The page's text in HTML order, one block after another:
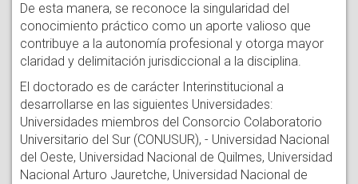
De esta manera, se reconoce la singularidad del
conocimiento práctico como un aporte valioso que
contribuye a la autonomía profesional y otorga mayor
claridad y delimitación jurisdiccional a la disciplina.
El doctorado es de carácter Interinstitucional a
desarrollarse en las siguientes Universidades:
Universidades miembros del Consorcio Colaboratorio
Universitario del Sur (CONUSUR), - Universidad Nacional
del Oeste, Universidad Nacional de Quilmes, Universidad
Nacional Arturo Jauretche, Universidad Nacional de